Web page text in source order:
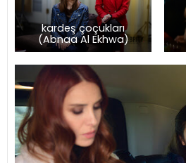
kardeş çoçukları
(Abnaa Al Ekhwa)